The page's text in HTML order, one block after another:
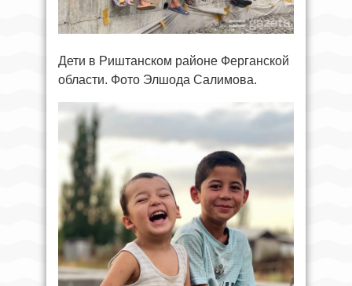
Дети в Риштанском районе Ферганской
области. Фото Элшода Салимова.